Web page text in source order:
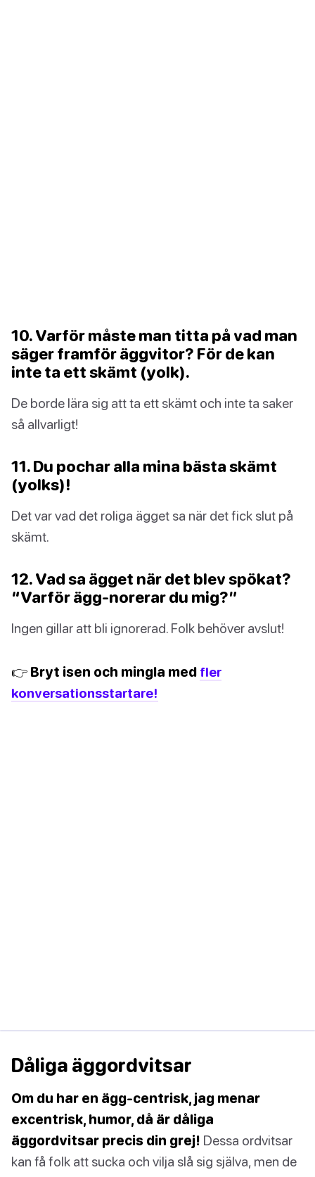
10. Varför måste man titta på vad man
säger framför äggvitor? För de kan
inte ta ett skämt (yolk).
De borde lära sig att ta ett skämt och inte ta saker
så allvarligt!
11. Du pochar alla mina bästa skämt
(yolks)!
Det var vad det roliga ägget sa när det fick slut på
skämt.
12. Vad sa ägget när det blev spökat?
“Varför ägg-norerar du mig?”
Ingen gillar att bli ignorerad. Folk behöver avslut!
👉 Bryt isen och mingla med fler
konversationsstartare!
Dåliga äggordvitsar
Om du har en ägg-centrisk, jag menar
excentrisk, humor, då är dåliga
äggordvitsar precis din grej! Dessa ordvitsar
kan få folk att sucka och vilja slå sig själva, men de